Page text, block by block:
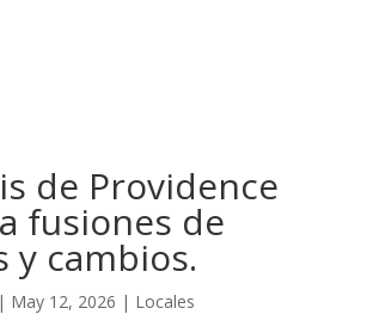
de Providence
fusiones de
y cambios.
| May 12, 2026 | Locales